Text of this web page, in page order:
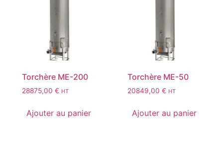
Torchère ME-200
28875,00 € HT
Ajouter au panier
Torchère ME-50
20849,00€ HT
Ajouter au panier